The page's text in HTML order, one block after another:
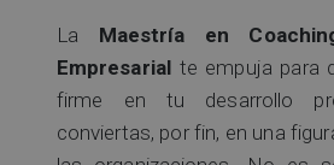
La Maestría en
Empresarialte empuja para
firme en tu desarrollo
conviertas, por fin, en una